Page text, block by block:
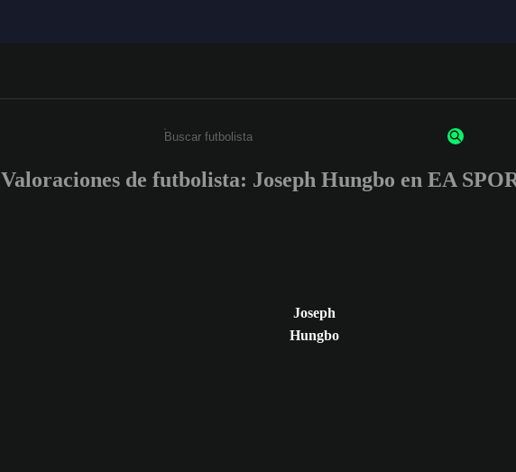
Escribe un mínimo de 3 caracteres o números.
Valoraciones de futbolista: Joseph Hungbo en EA
Joseph
Hungbo